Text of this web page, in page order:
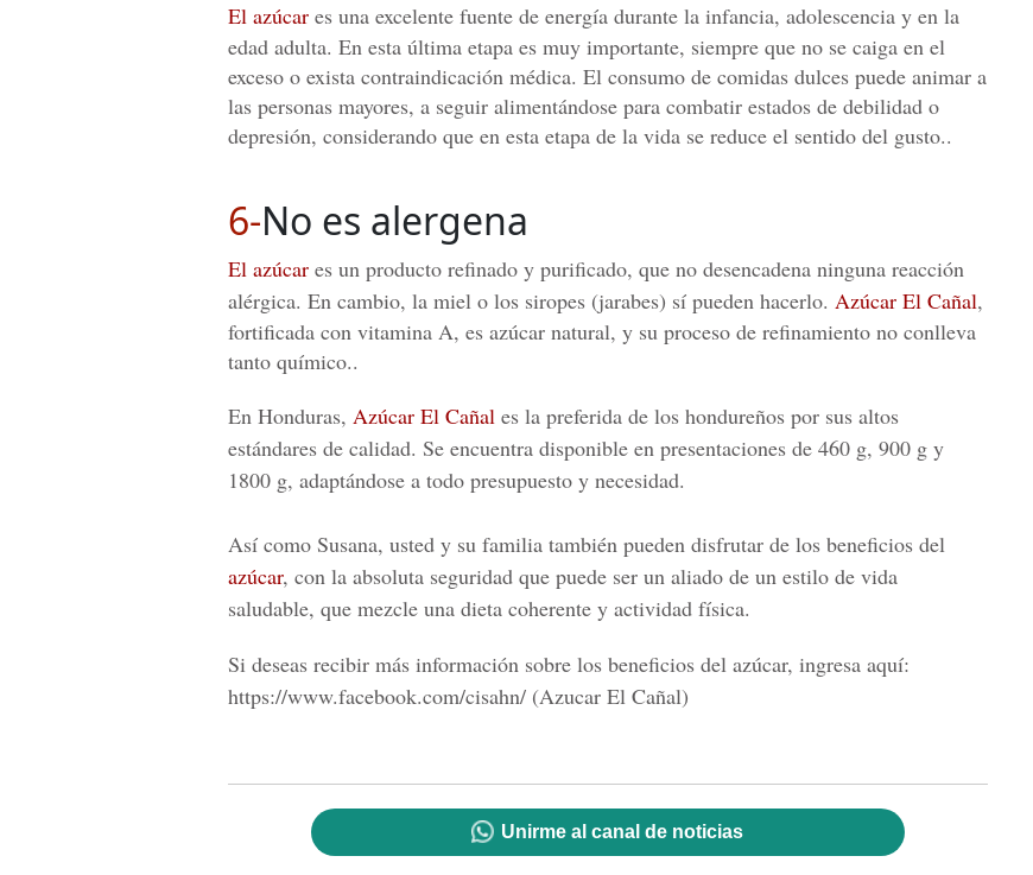
El azúcar es una excelente fuente de energía durante la infancia, adolescencia y en la
edad adulta. En esta última etapa es muy importante, siempre que no se caiga en el
exceso o exista contraindicación médica. El consumo de comidas dulces puede animar a
las personas mayores, a seguir alimentándose para combatir estados de debilidad o
depresión, considerando que en esta etapa de la vida se reduce el sentido del gusto..
6-No es alergena
El azúcar es un producto refinado y purificado, que no desencadena ninguna reacción
alérgica. En cambio, la miel o los siropes (jarabes) sí pueden hacerlo. Azúcar El Cañal,
fortificada con vitamina A, es azúcar natural, y su proceso de refinamiento no conlleva
tanto químico..
En Honduras, Azúcar El Cañal es la preferida de los hondureños por sus altos
estándares de calidad. Se encuentra disponible en presentaciones de 460 g, 900 g y
1800 g, adaptándose a todo presupuesto y necesidad.
Así como Susana, usted y su familia también pueden disfrutar de los beneficios del
azúcar, con la absoluta seguridad que puede ser un aliado de un estilo de vida
saludable, que mezcle una dieta coherente y actividad física.
Si deseas recibir más información sobre los beneficios del azúcar, ingresa aquí:
https://www.facebook.com/cisahn/ (Azucar El Cañal)
Unirme al canal de noticias